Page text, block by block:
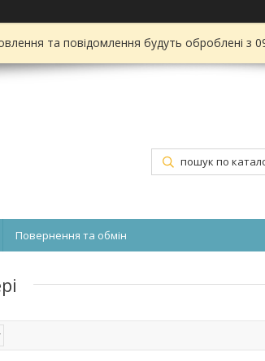
та повідомлення будуть оброблені з
Повернення та обмін